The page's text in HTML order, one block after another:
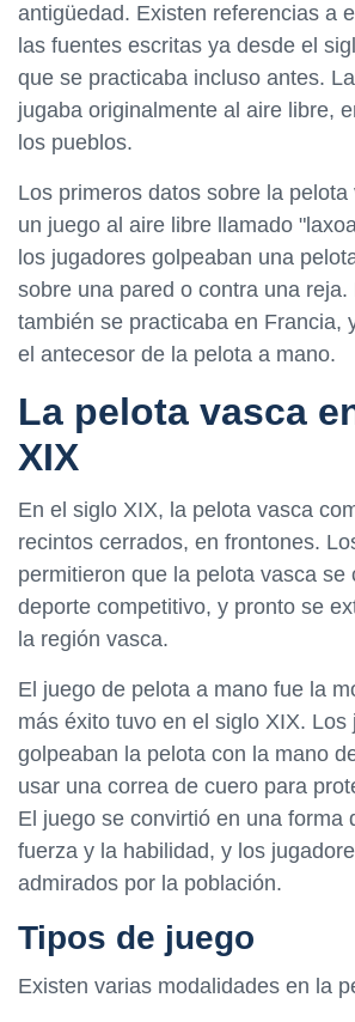
antigüedad. Existen referencias a
las fuentes escritas ya desde el
que se practicaba incluso antes.
jugaba originalmente al aire libre,
los pueblos.
Los primeros datos sobre la
un juego al aire libre llamado
los jugadores golpeaban una
sobre una pared o contra una reja.
también se practicaba en Francia,
el antecesor de la pelota a mano.
La pelota vasca
XIX
En el siglo XIX, la pelota vasca
recintos cerrados, en frontones.
permitieron que la pelota vasca se
deporte competitivo, y pronto se
la región vasca.
El juego de pelota a mano fue la
más éxito tuvo en el siglo XIX. Los
golpeaban la pelota con la mano
usar una correa de cuero para
El juego se convirtió en una forma
fuerza y la habilidad, y los
admirados por la población.
Tipos de juego
Existen varias modalidades en la